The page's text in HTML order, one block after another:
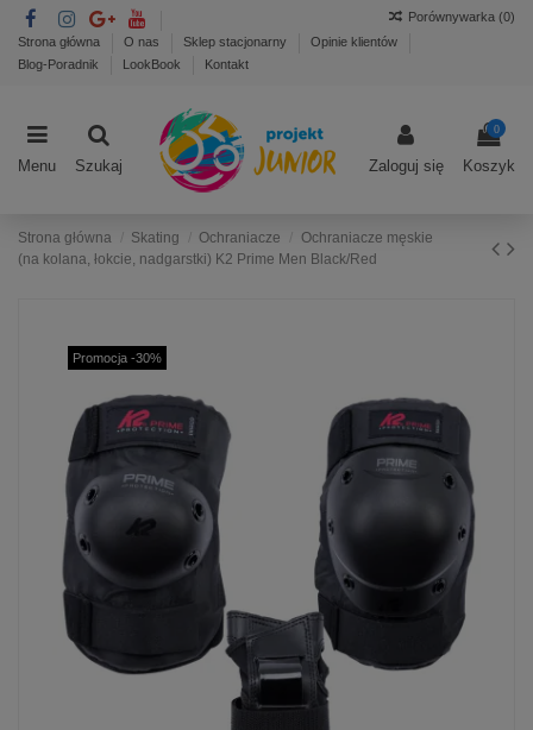
Strona główna O nas Sklep stacjonarny
Opinie klientów
Blog-Poradnik
LookBook Kontakt
Porównywarka (0)
Menu Szukaj Zaloguj się
0
Koszyk
Strona główna Skating Ochraniacze
Ochraniacze męskie
(na kolana, łokcie, nadgarstki) K2 Prime Men Black/Red
Promocja -30%